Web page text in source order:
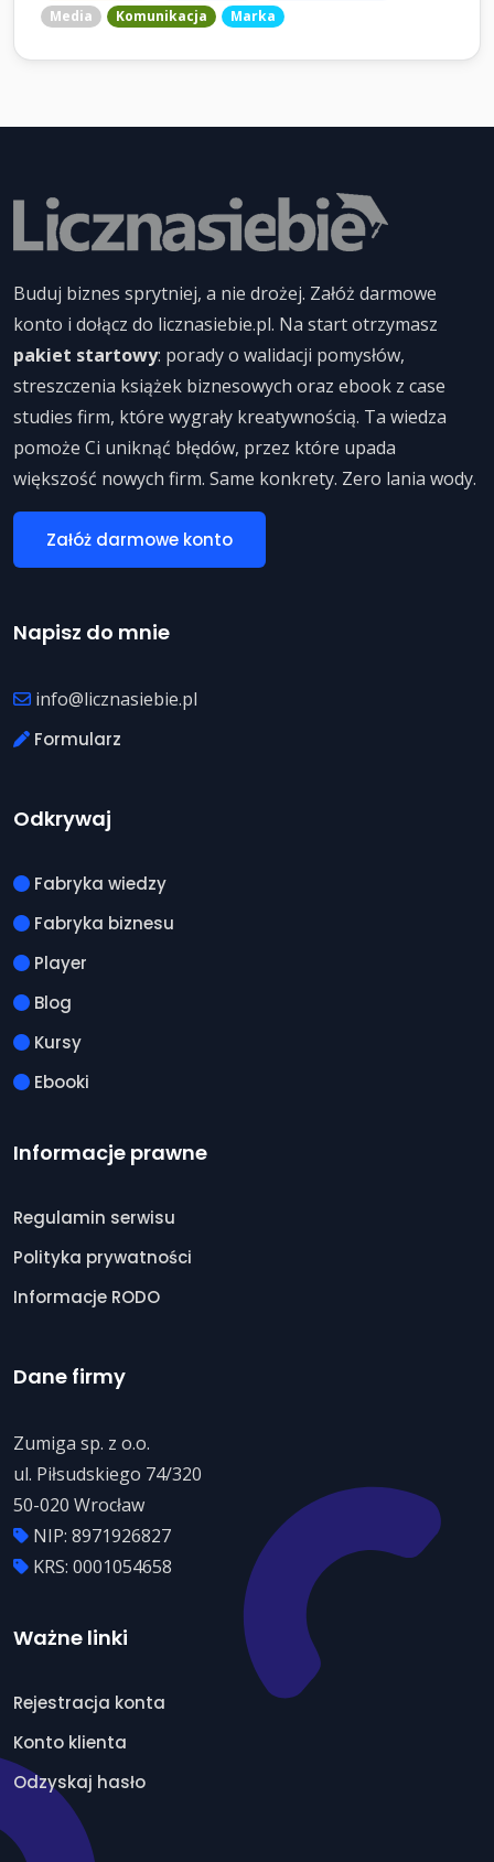
Media
Komunikacja Marka
Buduj biznes sprytniej, a nie drożej. Załóż darmowe
konto i dołącz do licznasiebie.pl. Na start otrzymasz
pakiet startowy: porady o walidacji pomysłów,
streszczenia książek biznesowych oraz ebook z case
studies firm, które wygrały kreatywnością. Ta wiedza
pomoże Ci uniknąć błędów, przez które upada
większość nowych firm. Same konkrety. Zero lania wody.
Załóż darmowe konto
Napisz do mnie
info@licznasiebie.pl
Formularz
Odkrywaj
Fabryka wiedzy
Fabryka biznesu
Player
Blog
Kursy
Ebooki
Informacje prawne
Regulamin serwisu
Polityka prywatności
Informacje RODO
Dane firmy
Zumiga sp. z o.o.
ul. Piłsudskiego 74/320
50-020 Wrocław
NIP: 8971926827
KRS: 0001054658
Ważne linki
Rejestracja konta
Konto klienta
Odzyskaj hasło